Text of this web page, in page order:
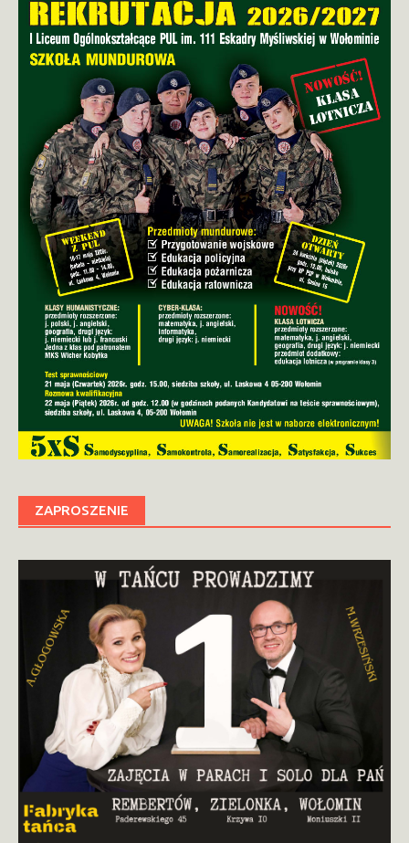
ZAPROSZENIE